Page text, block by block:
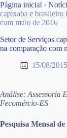
Página inicial ›
capixaba e brasileiro
com maio de 2016
Setor de Serviços
na comparação com
15/08/2015
Análise: Assessoria
Fecomércio-ES
Pesquisa Mensal